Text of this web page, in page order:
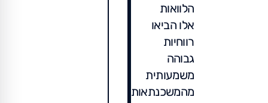
הלוואות
אלו הביאו
רווחיות
גבוהה
משמעותית
מהמשכנתאות